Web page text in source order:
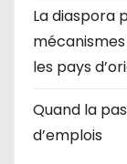
La diaspora
les pays
Quand la
d’emplois